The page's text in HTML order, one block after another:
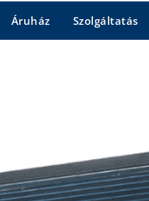
Áruház Szolgáltatás